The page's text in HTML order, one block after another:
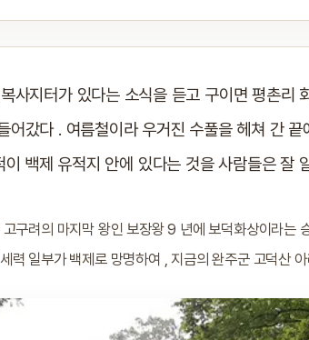
사지터가 있다는 소식을 듣고 구이면 평촌리
어갔다 . 여름철이라 우거진 수풀을 헤쳐 간
이 백제 유적지 안에 있다는 것을 사람들은 잘
고구려의 마지막 왕인 보장왕 9 년에 보덕화상이라는
력 일부가 백제로 망명하여 , 지금의 완주군 고덕산